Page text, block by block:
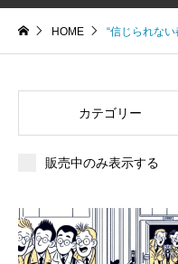
HOME “信じられな
カテゴリー
販売中のみ表示する